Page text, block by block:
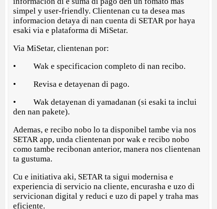
simpel y user-friendly. Clientenan cu ta desea mas
informacion detaya di nan cuenta di SETAR por haya
esaki via e plataforma di MiSetar.
Via MiSetar, clientenan por:
• Wak e specificacion completo di nan recibo.
• Revisa e detayenan di pago.
• Wak detayenan di yamadanan (si esaki ta inclui
den nan pakete).
Ademas, e recibo nobo lo ta disponibel tambe via nos
SETAR app, unda clientenan por wak e recibo nobo
como tambe recibonan anterior, manera nos clientenan
ta gustuma.
Cu e initiativa aki, SETAR ta sigui modernisa e
experiencia di servicio na cliente, encurasha e uzo di
servicionan digital y reduci e uzo di papel y traha mas
eficiente.